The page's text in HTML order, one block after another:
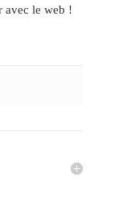
avec le web !